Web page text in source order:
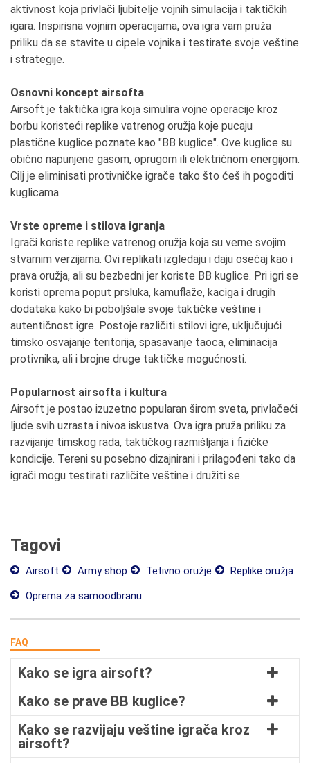
aktivnost koja privlači ljubitelje vojnih simulacija i taktičkih
igara. Inspirisna vojnim operacijama, ova igra vam pruža
priliku da se stavite u cipele vojnika i testirate svoje veštine
i strategije.
Osnovni koncept airsofta
Airsoft je taktička igra koja simulira vojne operacije kroz
borbu koristeći replike vatrenog oružja koje pucaju
plastične kuglice poznate kao "BB kuglice". Ove kuglice su
obično napunjene gasom, oprugom ili električnom energijom.
Cilj je eliminisati protivničke igrače tako što ćeš ih pogoditi
kuglicama.
Vrste opreme i stilova igranja
Igrači koriste replike vatrenog oružja koja su verne svojim
stvarnim verzijama. Ovi replikati izgledaju i daju osećaj kao i
prava oružja, ali su bezbedni jer koriste BB kuglice. Pri igri se
koristi oprema poput prsluka, kamuflaže, kaciga i drugih
dodataka kako bi poboljšale svoje taktičke veštine i
autentičnost igre. Postoje različiti stilovi igre, uključujući
timsko osvajanje teritorija, spasavanje taoca, eliminacija
protivnika, ali i brojne druge taktičke mogućnosti.
Popularnost airsofta i kultura
Airsoft je postao izuzetno popularan širom sveta, privlačeći
ljude svih uzrasta i nivoa iskustva. Ova igra pruža priliku za
razvijanje timskog rada, taktičkog razmišljanja i fizičke
kondicije. Tereni su posebno dizajnirani i prilagođeni tako da
igrači mogu testirati različite veštine i družiti se.
Tagovi
Airsoft Army shop Tetivno oružje
Replike oružja
Oprema za samoodbranu
FAQ
Kako se igra airsoft?
Kako se prave BB kuglice?
Kako se razvijaju veštine igrača kroz
airsoft?